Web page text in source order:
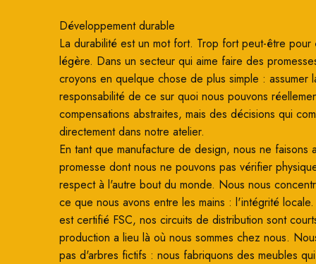
Développement durable
La durabilité est un mot fort. Trop fort peut-être pour
légère. Dans un secteur qui aime faire des
croyons en quelque chose de plus simple : assumer
responsabilité de ce sur quoi nous pouvons
compensations abstraites, mais des décisions qui
directement dans notre atelier.
En tant que manufacture de design, nous ne faisons
promesse dont nous ne pouvons pas vérifier
respect à l'autre bout du monde. Nous nous
ce que nous avons entre les mains : l'intégrité
est certifié FSC, nos circuits de distribution sont
production a lieu là où nous sommes chez nous.
pas d'arbres fictifs : nous fabriquons des meubles